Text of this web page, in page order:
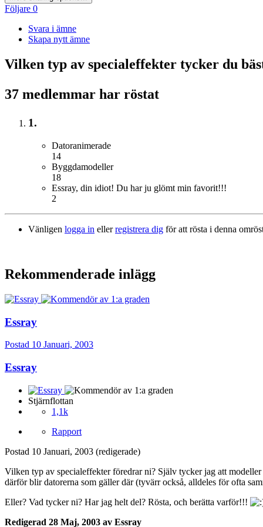
Följare 0
Svara i ämne
Skapa nytt ämne
Vilken typ av specialeffekter tycker du
37 medlemmar har röstat
1.
Datoranimerade
14
Byggdamodeller
18
Essray, din idiot! Du har ju glömt min favorit!!!
2
Vänligen logga in ellerregistrera dig för att rösta i denna
Rekommenderade inlägg
Essray
Postad 10 Januari, 2003
Essray
Stjärnflottan
1,1k
Rapport
Postad 10 Januari, 2003 (redigerade)
Vilken typ av specialeffekter föredrar ni? Själv tycker jag att
därför blir datorerna som gäller där (tyvärr också, alldeles för ofta
Eller? Vad tycker ni? Har jag helt del? Rösta, och berätta varför!!!
Redigerad 28 Maj, 2003 av Essray